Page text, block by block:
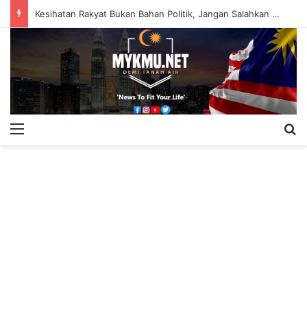
Kesihatan Rakyat Bukan Bahan Politik, Jangan Salahkan Onn Hafiz – Haslinda Salleh